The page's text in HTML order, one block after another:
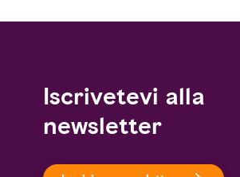
Iscrivetevi alla
newsletter